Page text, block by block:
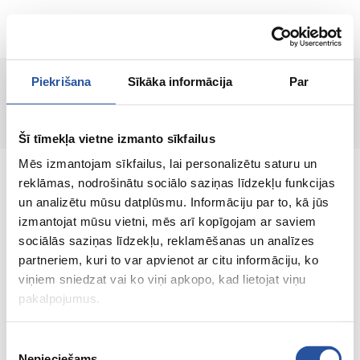
Piekrišana Sīkāka informācija Par
Šī tīmekļa vietne izmanto sīkfailus
Mēs izmantojam sīkfailus, lai personalizētu saturu un
reklāmas, nodrošinātu sociālo saziņas līdzekļu funkcijas
un analizētu mūsu datplūsmu. Informāciju par to, kā jūs
izmantojat mūsu vietni, mēs arī kopīgojam ar saviem
sociālās saziņas līdzekļu, reklamēšanas un analīzes
partneriem, kuri to var apvienot ar citu informāciju, ko
viņiem sniedzat vai ko viņi apkopo, kad lietojat viņu
pakalpojumus.
LT
Puslapis nerastas!
Internetinė parduotuvė su palankiomis
kainomis ir kokybiškomis prekėmis, kurioje
klientų pasitenkinimas yra mūsų pagrindinė
vertybė.
Viskas Tavo namams ir sodui!